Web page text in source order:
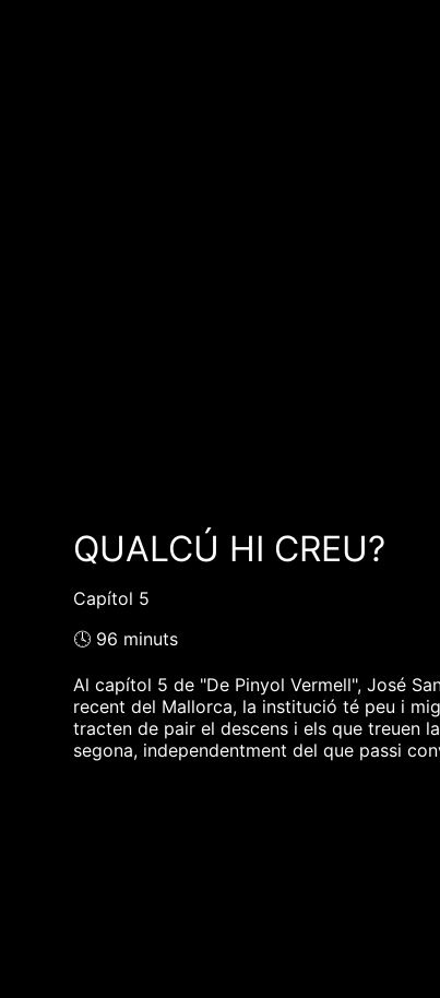
QUALCÚ HI CREU?
Capítol 5
🕓 96 minuts
Al capítol 5 de "De Pinyol Vermell", José
recent del Mallorca, la institució té peu i
tracten de pair el descens i els que treuen
segona, independentment del que passi